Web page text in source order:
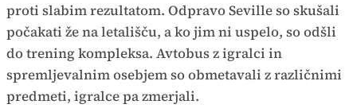
proti slabim rezultatom. Odpravo Seville so skušali
počakati že na letališču, a ko jim ni uspelo, so odšli
do trening kompleksa. Avtobus z igralci in
spremljevalnim osebjem so obmetavali z različnimi
predmeti, igralce pa zmerjali.